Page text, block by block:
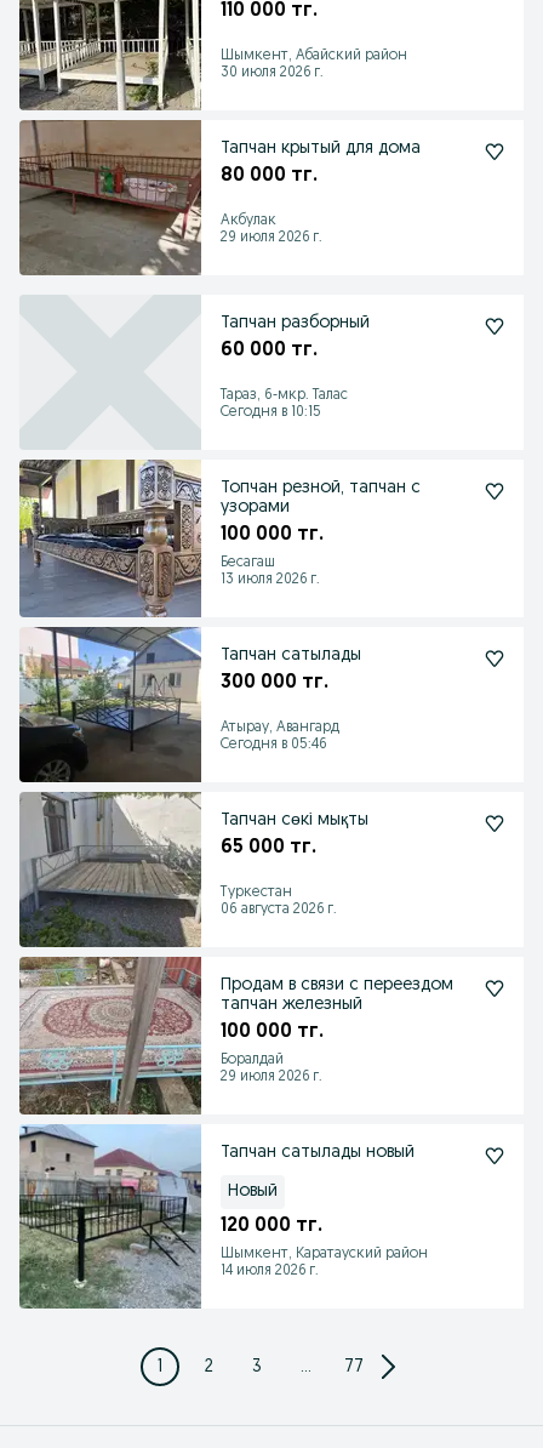
110 000 тг.
Шымкент, Абайский район
30 июля 2026 г.
Тапчан крытый для дома
80 000 тг.
Акбулак
29 июля 2026 г.
Тапчан разборный
60 000 тг.
Тараз, 6-мкр. Талас
Сегодня в 10:15
Топчан резной, тапчан с
узорами
100 000 тг.
Бесагаш
13 июля 2026 г.
Тапчан сатылады
300 000 тг.
Атырау, Авангард
Сегодня в 05:46
Тапчан сөкі мықты
65 000 тг.
Туркестан
06 августа 2026 г.
Продам в связи с переездом
тапчан железный
100 000 тг.
Боралдай
29 июля 2026 г.
Тапчан сатылады новый
Новый
120 000 тг.
Шымкент, Каратауский район
14 июля 2026 г.
1 2 3 ... 77